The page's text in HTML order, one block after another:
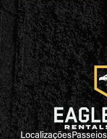
LocalizaçõesPasseios